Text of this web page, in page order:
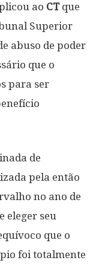
ao CT que
Superior
abuso de poder
que o
para ser
de
pela então
no ano de
eleger seu
que o
foi totalmente